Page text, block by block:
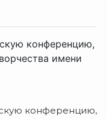
конференцию,
имени
конференцию,